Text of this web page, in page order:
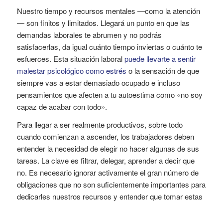
Nuestro tiempo y recursos mentales —como la atención
— son finitos y limitados. Llegará un punto en que las
demandas laborales te abrumen y no podrás
satisfacerlas, da igual cuánto tiempo inviertas o cuánto te
esfuerces. Esta situación laboralpuede llevarte a sentir
malestar psicológico como estrés o la sensación de que
siempre vas a estar demasiado ocupado e incluso
pensamientos que afecten a tu autoestima como «no soy
capaz de acabar con todo».
Para llegar a ser realmente productivos, sobre todo
cuando comienzan a ascender, los trabajadores deben
entender la necesidad de elegir no hacer algunas de sus
tareas. La clave es filtrar, delegar, aprender a decir que
no. Es necesario ignorar activamente el gran número de
obligaciones que no son suficientemente importantes para
dedicarles nuestros recursos y entender que tomar estas